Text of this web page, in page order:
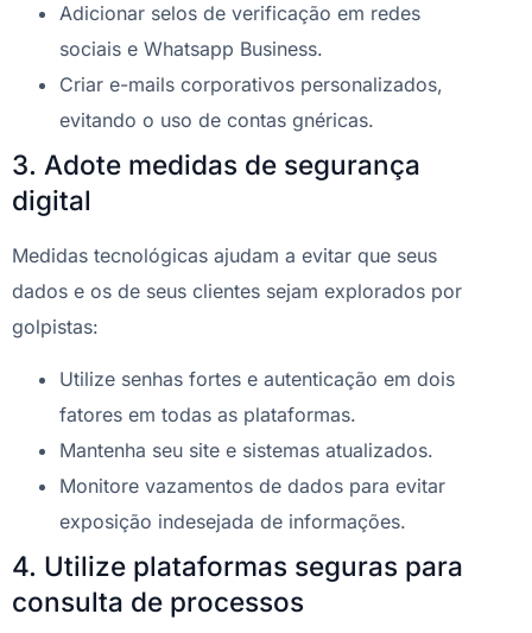
Adicionar selos de verificação em redes
sociais e Whatsapp Business.
Criar e-mails corporativos personalizados,
evitando o uso de contas gnéricas.
3. Adote medidas de segurança
digital
Medidas tecnológicas ajudam a evitar que seus
dados e os de seus clientes sejam explorados por
golpistas:
Utilize senhas fortes e autenticação em dois
fatores em todas as plataformas.
Mantenha seu site e sistemas atualizados.
Monitore vazamentos de dados para evitar
exposição indesejada de informações.
4. Utilize plataformas seguras para
consulta de processos